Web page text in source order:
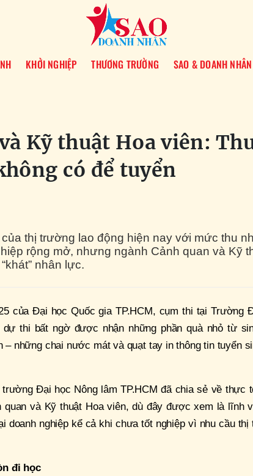
KHỞI NGHIỆP THƯƠNG TRƯỜNG SAO & DOANH NHÂN
Kỹ thuật Hoa viên:
có để tuyển
thị trường lao động hiện nay với mức thu
rộng mở, nhưng ngành Cảnh quan và Kỹ
nhân lực.
của Đại học Quốc gia TP.HCM, cụm thi tại Trường
dự thi bất ngờ được nhận những phần quà nhỏ từ
– những chai nước mát và quạt tay in thông tin tuyển
Đại học Nông lâm TP.HCM đã chia sẻ về thực
quan và Kỹ thuật Hoa viên, dù đây được xem là lĩnh
doanh nghiệp kể cả khi chưa tốt nghiệp vì nhu cầu
đi học